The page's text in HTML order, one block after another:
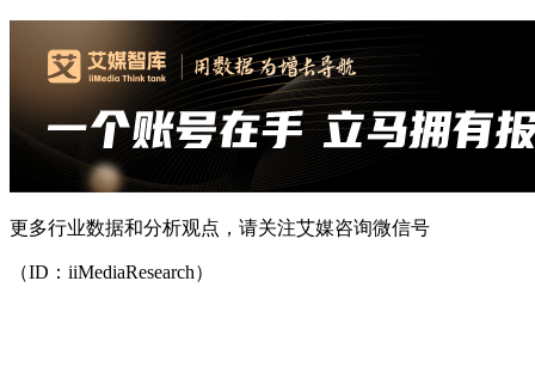
更多行业数据和分析观点，请关注艾媒咨询微信号
（ID：iiMediaResearch）